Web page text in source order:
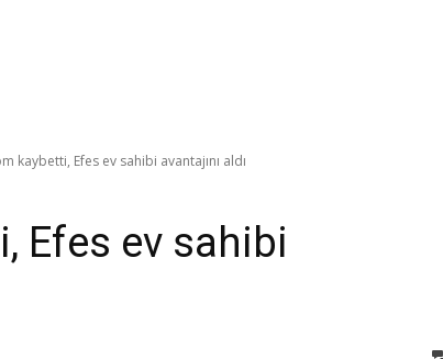
kaybetti, Efes ev sahibi avantajını aldı
Efes ev sahibi